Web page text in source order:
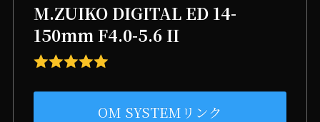
M.ZUIKO DIGITAL ED 14-
150mm F4.0-5.6 II
OM SYSTEMリンク